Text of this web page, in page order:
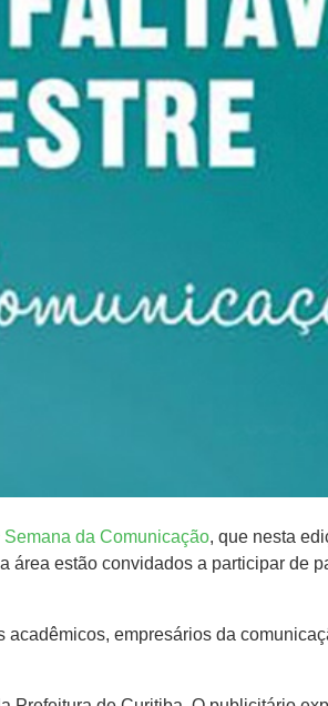
Semana da Comunicação, que nesta
área estão convidados a participar de
empresários da